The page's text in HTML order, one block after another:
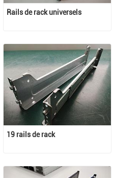
Rails de rack universels
19 rails de rack